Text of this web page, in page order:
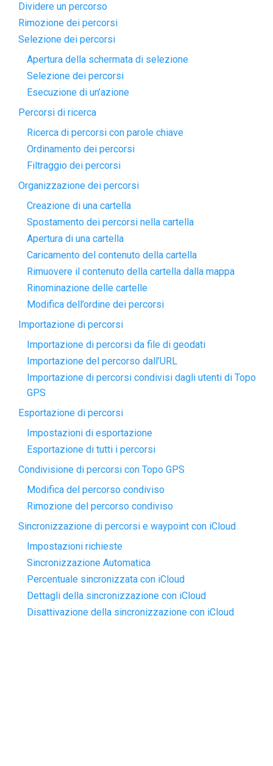
Dividere un percorso
Rimozione dei percorsi
Selezione dei percorsi
Apertura della schermata di selezione
Selezione dei percorsi
Esecuzione di un’azione
Percorsi di ricerca
Ricerca di percorsi con parole chiave
Ordinamento dei percorsi
Filtraggio dei percorsi
Organizzazione dei percorsi
Creazione di una cartella
Spostamento dei percorsi nella cartella
Apertura di una cartella
Caricamento del contenuto della cartella
Rimuovere il contenuto della cartella dalla mappa
Rinominazione delle cartelle
Modifica dell’ordine dei percorsi
Importazione di percorsi
Importazione di percorsi da file di geodati
Importazione del percorso dall’URL
Importazione di percorsi condivisi dagli utenti di Topo
GPS
Esportazione di percorsi
Impostazioni di esportazione
Esportazione di tutti i percorsi
Condivisione di percorsi con Topo GPS
Modifica del percorso condiviso
Rimozione del percorso condiviso
Sincronizzazione di percorsi e waypoint con iCloud
Impostazioni richieste
Sincronizzazione Automatica
Percentuale sincronizzata con iCloud
Dettagli della sincronizzazione con iCloud
Disattivazione della sincronizzazione con iCloud